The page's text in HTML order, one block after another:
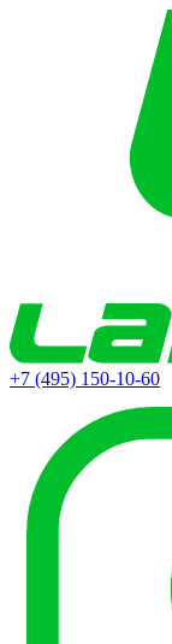
+7 (495) 150-10-60